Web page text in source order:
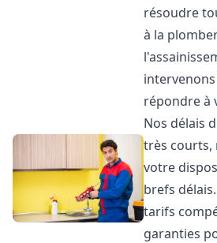
résoudre
à la
répondre à
Nos délais
très courts,
votre
brefs
tarifs
garanties